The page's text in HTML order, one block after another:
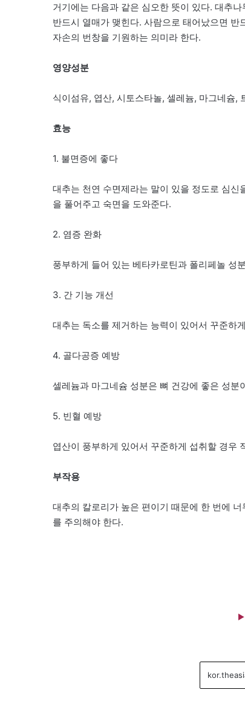
거기에는 다음과 같은 심오한 뜻이 있다. 대추
반드시 열매가 맺힌다. 사람으로 태어났으면
자손의 번창을 기원하는 의미라 한다.
영양성분
식이섬유, 엽산, 시토스타놀, 셀레늄, 마그네슘,
효능
1. 불면증에 좋다
대추는 천연 수면제라는 말이 있을 정도로 심
을 풀어주고 숙면을 도와준다.
2. 염증 완화
풍부하게 들어 있는 베타카로틴과 폴리페놀 성
3. 간 기능 개선
대추는 독소를 제거하는 능력이 있어서 꾸준하
4. 골다공증 예방
셀레늄과 마그네슘 성분은 뼈 건강에 좋은 성
5. 빈혈 예방
엽산이 풍부하게 있어서 꾸준하게 섭취할 경우
부작용
대추의 칼로리가 높은 편이기 때문에 한 번에
를 주의해야 한다.